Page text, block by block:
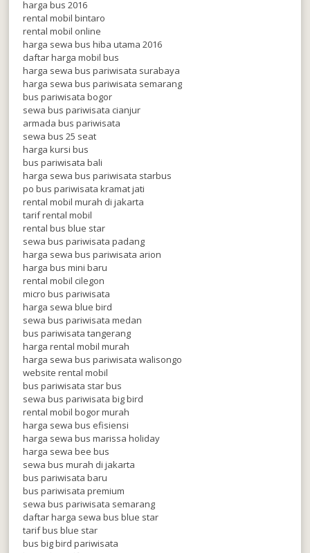
harga bus 2016
rental mobil bintaro
rental mobil online
harga sewa bus hiba utama 2016
daftar harga mobil bus
harga sewa bus pariwisata surabaya
harga sewa bus pariwisata semarang
bus pariwisata bogor
sewa bus pariwisata cianjur
armada bus pariwisata
sewa bus 25 seat
harga kursi bus
bus pariwisata bali
harga sewa bus pariwisata starbus
po bus pariwisata kramat jati
rental mobil murah di jakarta
tarif rental mobil
rental bus blue star
sewa bus pariwisata padang
harga sewa bus pariwisata arion
harga bus mini baru
rental mobil cilegon
micro bus pariwisata
harga sewa blue bird
sewa bus pariwisata medan
bus pariwisata tangerang
harga rental mobil murah
harga sewa bus pariwisata walisongo
website rental mobil
bus pariwisata star bus
sewa bus pariwisata big bird
rental mobil bogor murah
harga sewa bus efisiensi
harga sewa bus marissa holiday
harga sewa bee bus
sewa bus murah di jakarta
bus pariwisata baru
bus pariwisata premium
sewa bus pariwisata semarang
daftar harga sewa bus blue star
tarif bus blue star
bus big bird pariwisata